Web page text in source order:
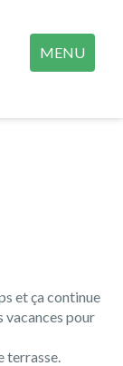
MENU
et ça continue
vacances pour
terrasse.